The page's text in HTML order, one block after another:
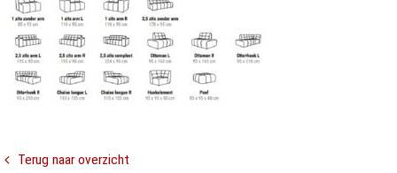
Terug naar overzicht